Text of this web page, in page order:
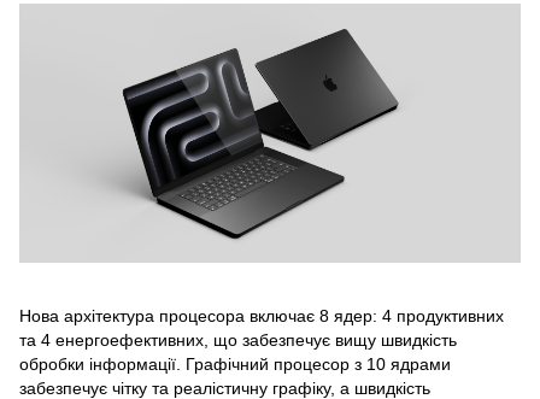
Нова архітектура процесора включає 8 ядер: 4 продуктивних
та 4 енергоефективних, що забезпечує вищу швидкість
обробки інформації. Графічний процесор з 10 ядрами
забезпечує чітку та реалістичну графіку, а швидкість